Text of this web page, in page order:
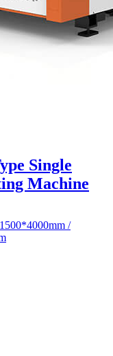
Single
Machine
/